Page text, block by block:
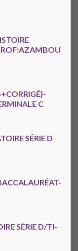
C
SÉRIE D
SÉRIE D/TI-